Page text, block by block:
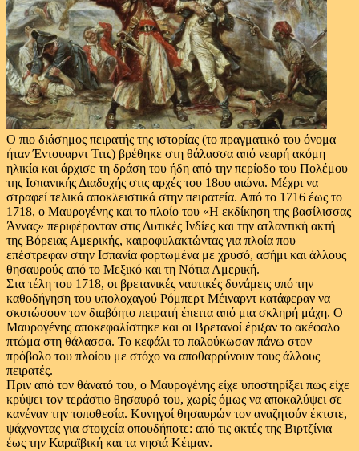
Ο πιο διάσημος πειρατής της ιστορίας (το πραγματικό του όνομα
ήταν Έντουαρντ Τιτς) βρέθηκε στη θάλασσα από νεαρή ακόμη
ηλικία και άρχισε τη δράση του ήδη από την περίοδο του Πολέμου
της Ισπανικής Διαδοχής στις αρχές του 18ου αιώνα. Μέχρι να
στραφεί τελικά αποκλειστικά στην πειρατεία. Από το 1716 έως το
1718, ο Μαυρογένης και το πλοίο του «Η εκδίκηση της βασίλισσας
Άννας» περιφέρονταν στις Δυτικές Ινδίες και την ατλαντική ακτή
της Βόρειας Αμερικής, καιροφυλακτώντας για πλοία που
επέστρεφαν στην Ισπανία φορτωμένα με χρυσό, ασήμι και άλλους
θησαυρούς από το Μεξικό και τη Νότια Αμερική.
Στα τέλη του 1718, οι βρετανικές ναυτικές δυνάμεις υπό την
καθοδήγηση του υπολοχαγού Ρόμπερτ Μέιναρντ κατάφεραν να
σκοτώσουν τον διαβόητο πειρατή έπειτα από μια σκληρή μάχη. Ο
Μαυρογένης αποκεφαλίστηκε και οι Βρετανοί έριξαν το ακέφαλο
πτώμα στη θάλασσα. Το κεφάλι το παλούκωσαν πάνω στον
πρόβολο του πλοίου με στόχο να αποθαρρύνουν τους άλλους
πειρατές.
Πριν από τον θάνατό του, ο Μαυρογένης είχε υποστηρίξει πως είχε
κρύψει τον τεράστιο θησαυρό του, χωρίς όμως να αποκαλύψει σε
κανέναν την τοποθεσία. Κυνηγοί θησαυρών τον αναζητούν έκτοτε,
ψάχνοντας για στοιχεία οπουδήποτε: από τις ακτές της Βιρτζίνια
έως την Καραϊβική και τα νησιά Κέιμαν.